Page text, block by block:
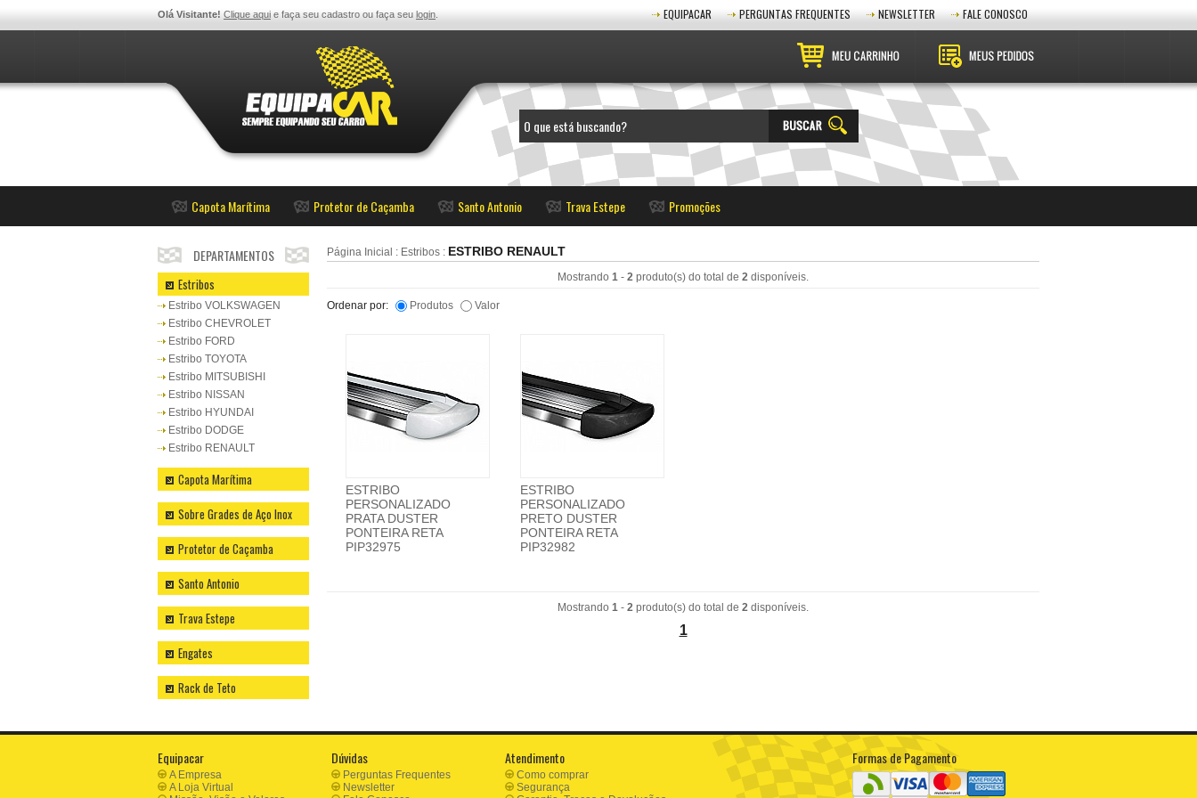
Olá Visitante! Clique aqui e faça seu cadastro ou faça seu login EQUIPACAR PERGUNTAS FREQUENTES NEWSLETTER FALE CONOSCO
Capota Marítima Protetor de Caçamba Santo Antonio Trava Estepe Promoções
DEPARTAMENTOS
Estribos
Estribo VOLKSWAGEN
Estribo CHEVROLET
Estribo FORD
Estribo TOYOTA
Estribo MITSUBISHI
Estribo NISSAN
Estribo HYUNDAI
Estribo DODGE
Estribo RENAULT
Capota Marítima
Sobre Grades de Aço Inox
Protetor de Caçamba
Santo Antonio
Trava Estepe
Engates
Rack de Teto
Página Inicial : Estribos : ESTRIBO RENAULT
Mostrando 1 - 2 produto(s) do total de 2 disponíveis.
Ordenar por: Produtos Valor
ESTRIBO
PERSONALIZADO
PRATA DUSTER
PONTEIRA RETA
PIP32975
ESTRIBO
PERSONALIZADO
PRETO DUSTER
PONTEIRA RETA
PIP32982
Mostrando 1 - 2 produto(s) do total de 2 disponíveis.
1
Equipacar
A Empresa
A Loja Virtual
Dúvidas
Perguntas Frequentes
Newsletter
Atendimento
Como comprar
Segurança
Formas de Pagamento